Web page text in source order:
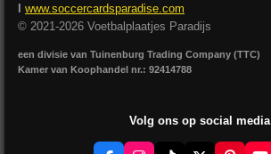
www.soccercardsparadise.com
© 2021-2026 Voetbalplaatjes Paradijs
een divisie van Tuinenburg Trading Company (TTC)
Kamer van Koophandel nr.: 92414788
Volg ons op social media